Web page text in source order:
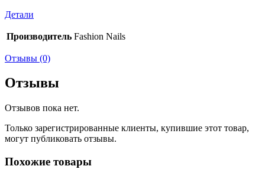
Детали
Производитель Fashion Nails
Отзывы (0)
Отзывы
Отзывов пока нет.
Только зарегистрированные клиенты, купившие этот товар,
могут публиковать отзывы.
Похожие товары